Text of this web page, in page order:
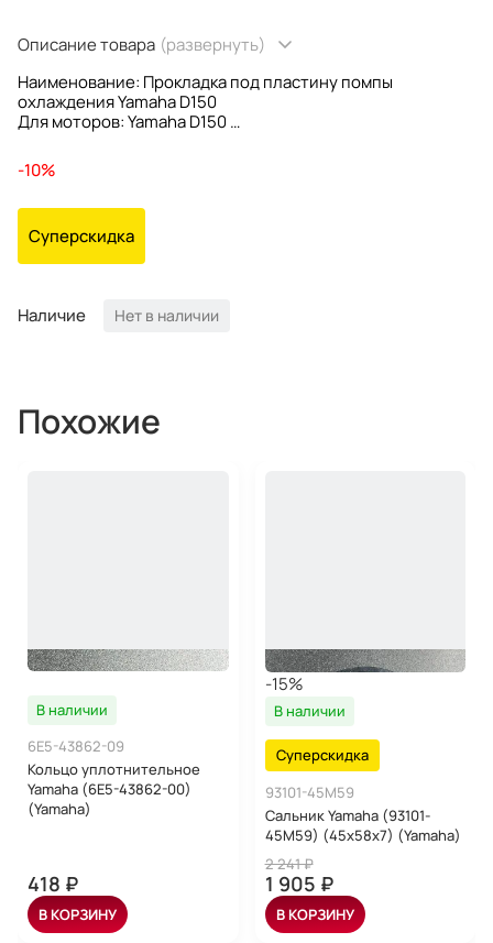
Описание товара (развернуть)
Наименование: Прокладка под пластину помпы
охлаждения Yamaha D150
Для моторов: Yamaha D150
Производитель: Omax
-10%
Суперскидка
Наличие Нет в наличии
Похожие
В наличии
6E5-43862-09
Кольцо уплотнительное
Yamaha (6E5-43862-00)
(Yamaha)
418 ₽
В КОРЗИНУ
-15%
В наличии
Суперскидка
93101-45M59
Сальник Yamaha (93101-
45M59) (45x58x7) (Yamaha)
2 241 ₽
1 905 ₽
В КОРЗИНУ